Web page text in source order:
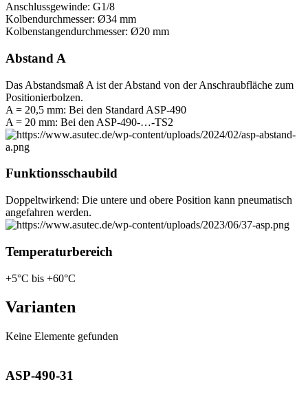
Anschlussgewinde: G1/8
Kolbendurchmesser: Ø34 mm
Kolbenstangendurchmesser: Ø20 mm
Abstand A
Das Abstandsmaß A ist der Abstand von der Anschraubfläche zum
Positionierbolzen.
A = 20,5 mm: Bei den Standard ASP-490
A = 20 mm: Bei den ASP-490-…-TS2
Funktionsschaubild
Doppeltwirkend: Die untere und obere Position kann pneumatisch
angefahren werden.
Temperaturbereich
+5°C bis +60°C
Varianten
Keine Elemente gefunden
ASP-490-31